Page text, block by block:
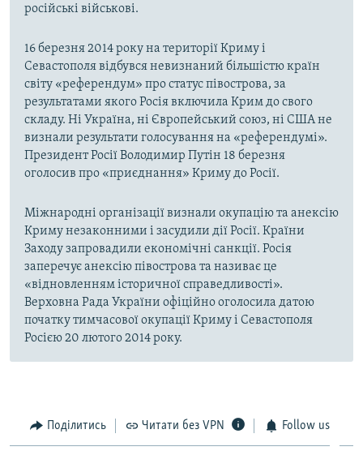
російські військові.
16 березня 2014 року на території Криму і
Севастополя відбувся невизнаний більшістю країн
світу «референдум» про статус півострова, за
результатами якого Росія включила Крим до свого
складу. Ні Україна, ні Європейський союз, ні США не
визнали результати голосування на «референдумі».
Президент Росії Володимир Путін 18 березня
оголосив про «приєднання» Криму до Росії.
Міжнародні організації визнали окупацію та анексію
Криму незаконними і засудили дії Росії. Країни
Заходу запровадили економічні санкції. Росія
заперечує анексію півострова та називає це
«відновленням історичної справедливості».
Верховна Рада України офіційно оголосила датою
початку тимчасової окупації Криму і Севастополя
Росією 20 лютого 2014 року.
Поділитись Читати без VPN Follow us